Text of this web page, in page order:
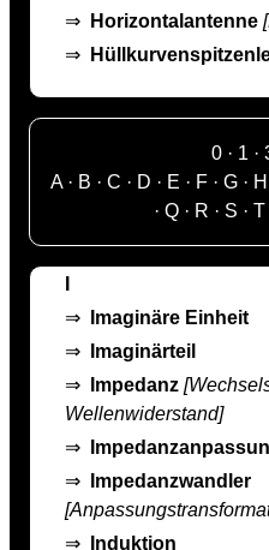
⇒
Horizontalantenne
⇒
0· 1 ·
A· B · C · D · E · F · G · H
· Q· R · S · T
⇒
Imaginäre Einheit
⇒
Imaginärteil
⇒
Impedanz
Wellenwiderstand]
⇒
⇒
Impedanzwandler
⇒
Induktion